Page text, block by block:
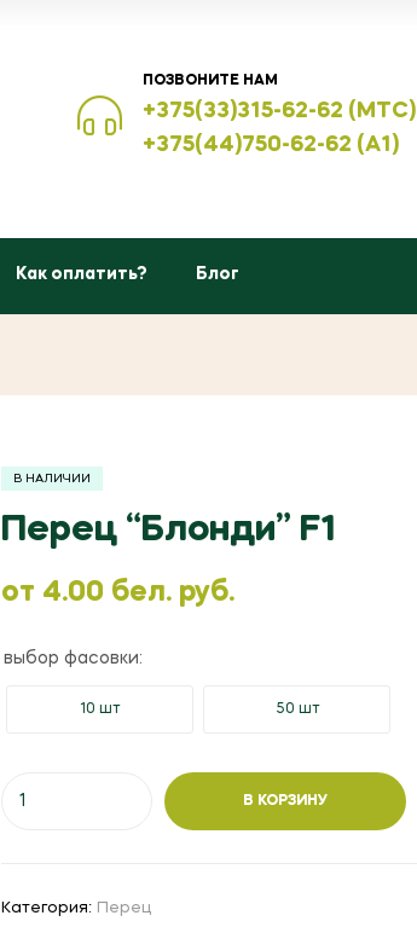
ПОЗВОНИТЕ НАМ
+375(33)315-62-62 (МТС)
+375(44)750-62-62 (А1)
Как оплатить? Блог
В НАЛИЧИИ
Перец “Блонди” F1
oт 4.00 бел. руб.
выбор фасовки:
10 шт 50 шт
F1
В КОРЗИНУ
Категория: Перец